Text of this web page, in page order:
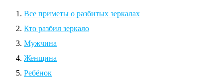
Все приметы о разбитых зеркалах
Кто разбил зеркало
Мужчина
Женщина
Ребёнок